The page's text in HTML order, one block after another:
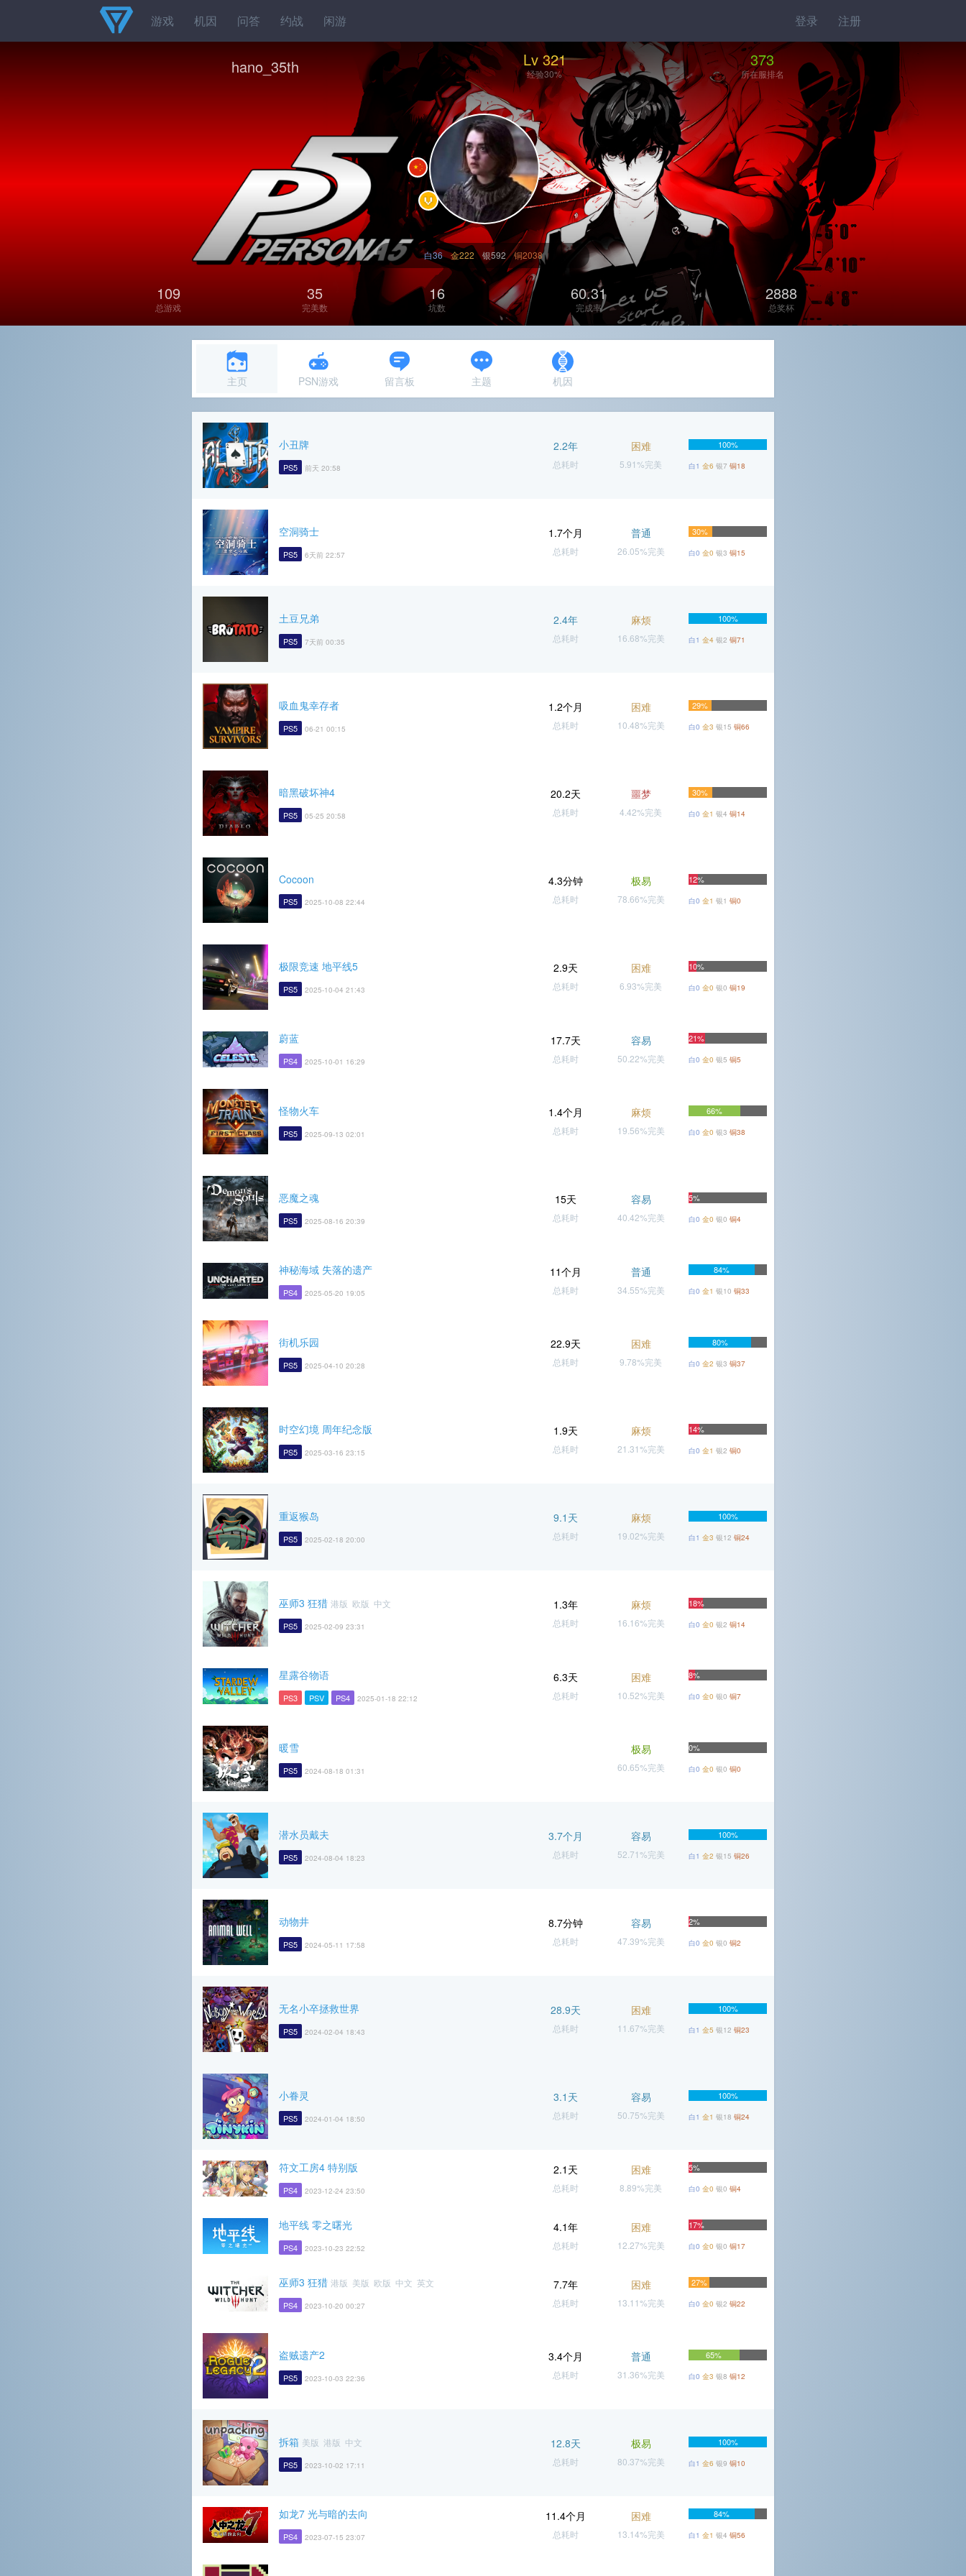
登录 注册
游戏 机因 问答 约战 闲游
hano_35th Lv 321
经验30%
373
所在服排名
白36 金222 银592 铜2038
109
总游戏
35
完美数
16
坑数
60.31
完成率
2888
总奖杯
主页 PSN游戏 留言板 主题 机因
小丑牌
PS5 前天 20:58
2.2年
总耗时
困难
5.91%完美
100%
白1 金6 银7 铜18
空洞骑士
PS5 6天前 22:57
1.7个月
总耗时
普通
26.05%完美
30%
白0 金0 银3 铜15
土豆兄弟
PS5 7天前 00:35
2.4年
总耗时
麻烦
16.68%完美
100%
白1 金4 银2 铜71
吸血鬼幸存者
PS5 06-21 00:15
1.2个月
总耗时
困难
10.48%完美
29%
白0 金3 银15 铜66
暗黑破坏神4
PS5 05-25 20:58
20.2天
总耗时
噩梦
4.42%完美
30%
白0 金1 银4 铜14
Cocoon
PS5 2025-10-08 22:44
4.3分钟
总耗时
极易
78.66%完美
12%
白0 金1 银1 铜0
极限竞速 地平线5
PS5 2025-10-04 21:43
2.9天
总耗时
困难
6.93%完美
10%
白0 金0 银0 铜19
蔚蓝
PS4 2025-10-01 16:29
17.7天
总耗时
容易
50.22%完美
21%
白0 金0 银5 铜5
怪物火车
PS5 2025-09-13 02:01
1.4个月
总耗时
麻烦
19.56%完美
66%
白0 金0 银3 铜38
恶魔之魂
PS5 2025-08-16 20:39
15天
总耗时
容易
40.42%完美
5%
白0 金0 银0 铜4
神秘海域 失落的遗产
PS4 2025-05-20 19:05
11个月
总耗时
普通
34.55%完美
84%
白0 金1 银10 铜33
街机乐园
PS5 2025-04-10 20:28
22.9天
总耗时
困难
9.78%完美
80%
白0 金2 银3 铜37
时空幻境 周年纪念版
PS5 2025-03-16 23:15
1.9天
总耗时
麻烦
21.31%完美
14%
白0 金1 银2 铜0
重返猴岛
PS5 2025-02-18 20:00
9.1天
总耗时
麻烦
19.02%完美
100%
白1 金3 银12 铜24
巫师3 狂猎 港版 欧版 中文
PS5 2025-02-09 23:31
1.3年
总耗时
麻烦
16.16%完美
18%
白0 金0 银2 铜14
星露谷物语
PS3 PSV PS4 2025-01-18 22:12
6.3天
总耗时
困难
10.52%完美
8%
白0 金0 银0 铜7
暖雪
PS5 2024-08-18 01:31
极易
60.65%完美
0%
白0 金0 银0 铜0
潜水员戴夫
PS5 2024-08-04 18:23
3.7个月
总耗时
容易
52.71%完美
100%
白1 金2 银15 铜26
动物井
PS5 2024-05-11 17:58
8.7分钟
总耗时
容易
47.39%完美
2%
白0 金0 银0 铜2
无名小卒拯救世界
PS5 2024-02-04 18:43
28.9天
总耗时
困难
11.67%完美
100%
白1 金5 银12 铜23
小眷灵
PS5 2024-01-04 18:50
3.1天
总耗时
容易
50.75%完美
100%
白1 金1 银18 铜24
符文工房4 特别版
PS4 2023-12-24 23:50
2.1天
总耗时
困难
8.89%完美
5%
白0 金0 银0 铜4
地平线 零之曙光
PS4 2023-10-23 22:52
4.1年
总耗时
困难
12.27%完美
17%
白0 金0 银0 铜17
巫师3 狂猎 港版 美版 欧版 中文 英文
PS4 2023-10-20 00:27
7.7年
总耗时
困难
13.11%完美
27%
白0 金0 银2 铜22
盗贼遗产2
PS5 2023-10-03 22:36
3.4个月
总耗时
普通
31.36%完美
65%
白0 金3 银8 铜12
拆箱 美版 港版 中文
PS5 2023-10-02 17:11
12.8天
总耗时
极易
80.37%完美
100%
白1 金6 银9 铜10
如龙7 光与暗的去向
PS4 2023-07-15 23:07
11.4个月
总耗时
困难
13.14%完美
84%
白1 金1 银4 铜56